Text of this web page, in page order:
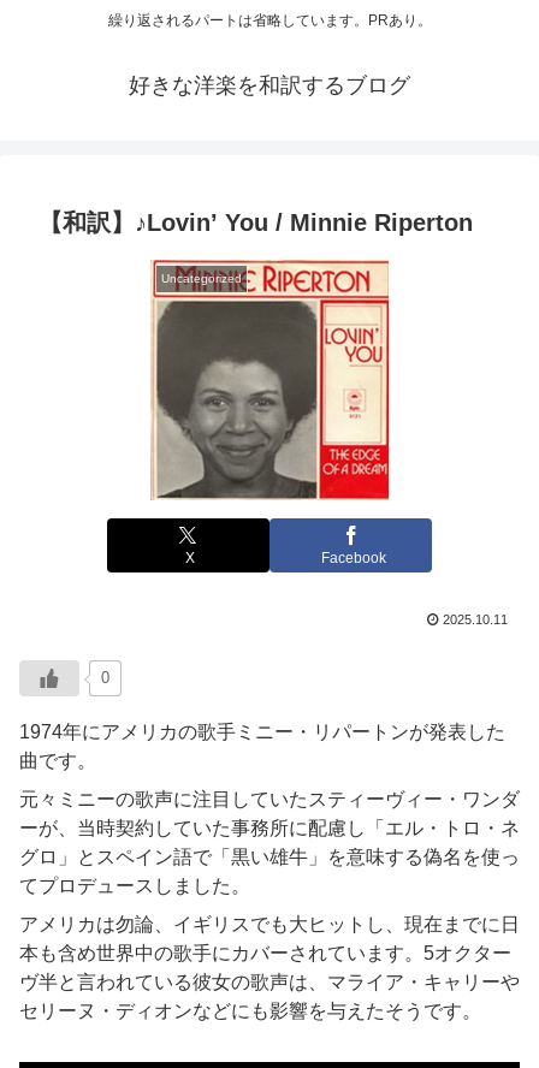
繰り返されるパートは省略しています。PRあり。
好きな洋楽を和訳するブログ
【和訳】♪Lovin’ You / Minnie Riperton
Uncategorized
X Facebook
2025.10.11
0
1974年にアメリカの歌手ミニー・リパートンが発表した
曲です。
元々ミニーの歌声に注目していたスティーヴィー・ワンダ
ーが、当時契約していた事務所に配慮し「エル・トロ・ネ
グロ」とスペイン語で「黒い雄牛」を意味する偽名を使っ
てプロデュースしました。
アメリカは勿論、イギリスでも大ヒットし、現在までに日
本も含め世界中の歌手にカバーされています。5オクター
ヴ半と言われている彼女の歌声は、マライア・キャリーや
セリーヌ・ディオンなどにも影響を与えたそうです。